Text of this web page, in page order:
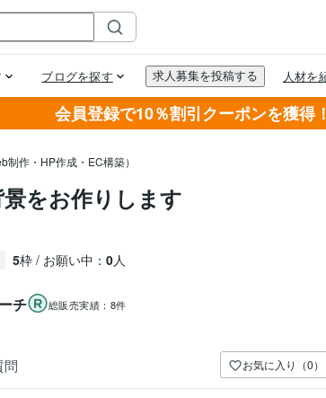
会員登録で10％割引クーポンを獲得！
制作・HP作成・EC構築）
をお作りします
5枠 / お願い中： 0人
チ 総販売実績： 8件
問 お気に入り（0）